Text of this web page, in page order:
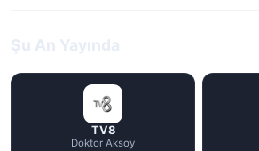
TV8
Doktor Aksoy